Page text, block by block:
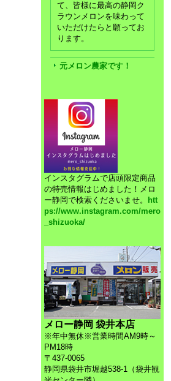
て、皆様に最高の静岡ク
ラウンメロンを味わって
いただけたらと願ってお
ります。
元メロン農家です！
インスタグラムで店頭限定商品
の特売情報はじめました！メロ
ー静岡で検索くださいませ。
htt
ps://www.instagram.com/mero
_shizuoka/
メロー静岡 袋井本店
※年中無休※営業時間AM9時～
PM18時
〒437-0065
静岡県袋井市堀越538-1（袋井観